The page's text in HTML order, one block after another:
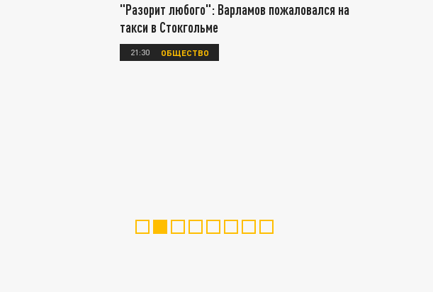
"Разорит любого": Варламов пожаловался на
такси в Стокгольме
21:30 ОБЩЕСТВО